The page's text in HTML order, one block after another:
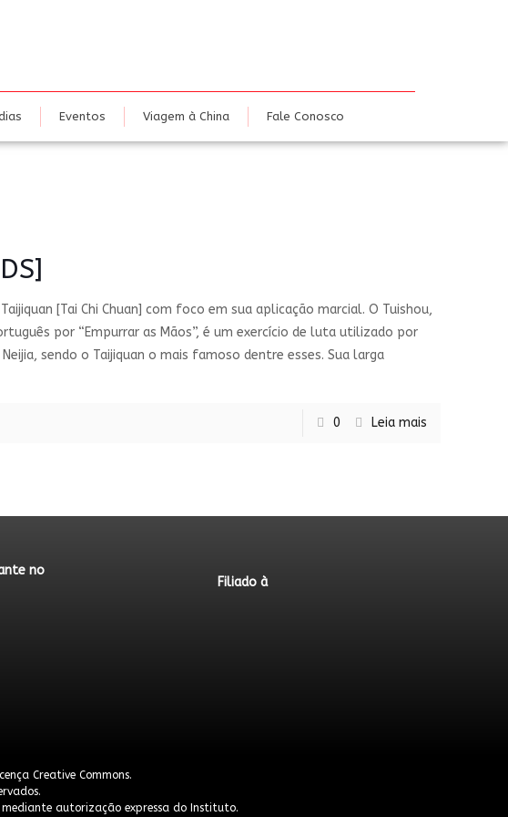
Eventos Viagem à China Fale Conosco
[Tai Chi Chuan] com foco em sua aplicação marcial. O Tuishou,
por “Empurrar as Mãos”, é um exercício de luta utilizado por
sendo o Taijiquan o mais famoso dentre esses. Sua larga
0 Leia mais
no
Filiado à
Creative Commons.
autorização expressa do Instituto.